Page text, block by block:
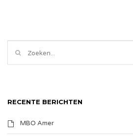
RECENTE BERICHTEN
MBO Amer